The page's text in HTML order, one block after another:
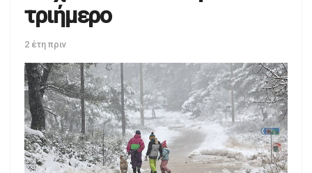
τριήμερο
2 έτη πριν